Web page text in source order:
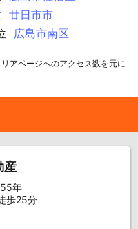
廿日市市
広島市南区
アページへのアクセス数を元に
産
年
歩25分